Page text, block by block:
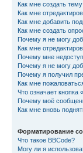
Как мне создать
Как мне
Как мне добавить
Как мне создать
Почему я не могу
Как мне
Почему мне
Почему я не могу
Почему я получил
Как мне
Что означает кнопка
Почему моё
Как мне вновь
Форматирование
Что такое BBCode?
Могу ли я